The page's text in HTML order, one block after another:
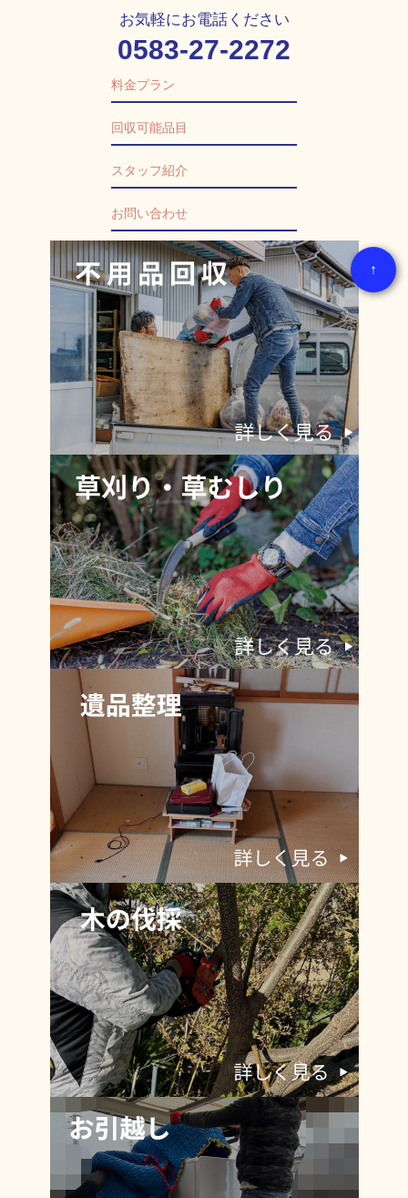
↑
お気軽にお電話ください
0583-27-2272
料金プラン
回収可能品目
スタッフ紹介
お問い合わせ